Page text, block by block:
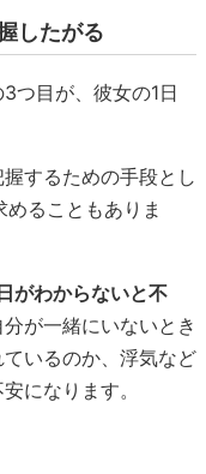
したがる
つ目が、彼女の1日
するための手段とし
ることもありま
がわからないと不
が一緒にいないとき
いるのか、浮気など
になります。